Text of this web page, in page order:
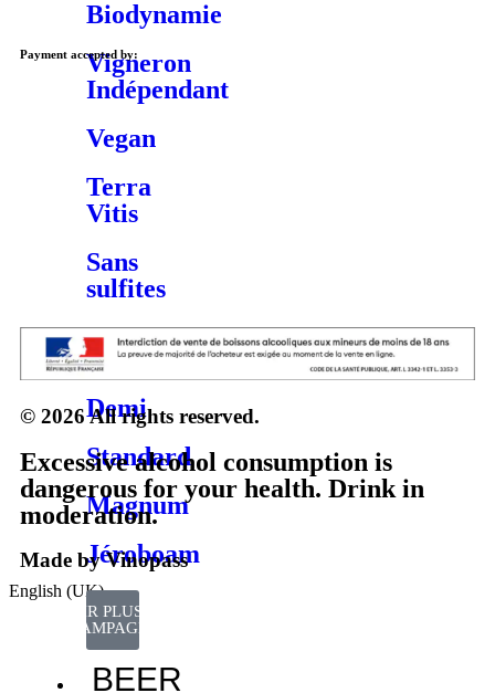
Biodynamie
Vigneron
Indépendant
Vegan
Terra
Vitis
Sans
sulfites
FORMATS
Demi
Standard
Magnum
Jéroboam
VOIR PLUS DE
CHAMPAGNES
BEER
Payment accepted by:
© 2026 All rights reserved.
Excessive alcohol consumption is
dangerous for your health. Drink in
moderation.
Made by Vinopass
English (UK)